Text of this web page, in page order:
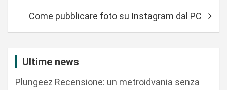
Come pubblicare foto su Instagram dal PC
Ultime news
Plungeez Recensione: un metroidvania senza